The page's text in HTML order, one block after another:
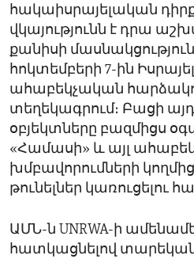
հակաիսրայելական
վկայությունն է դրա
քանիսի
հոկտեմբերի 7-ին
ահաբեկչական
տեղեկագրում։ Բացի այդ,
օբյեկտները բազմիցս
«Համասի» և այլ
խմբավորումների
թունելներ կառուցելու
ԱՄՆ-ն UNRWA-ի
հատկացնելով տարեկան